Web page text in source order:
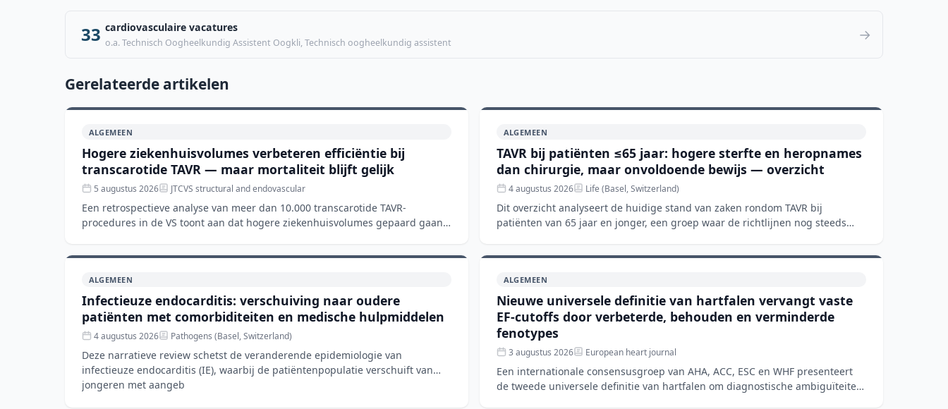
33 cardiovasculaire vacatures
o.a. Technisch Oogheelkundig Assistent Oogkli, Technisch oogheelkundig assistent →
Gerelateerde artikelen
ALGEMEEN
Hogere ziekenhuisvolumes verbeteren efficiëntie bij
transcarotide TAVR — maar mortaliteit blijft gelijk
5 augustus 2026 JTCVS structural and endovascular
Een retrospectieve analyse van meer dan 10.000 transcarotide TAVR-
procedures in de VS toont aan dat hogere ziekenhuisvolumes gepaard gaan
ALGEMEEN
TAVR bij patiënten ≤65 jaar: hogere sterfte en heropnames
dan chirurgie, maar onvoldoende bewijs — overzicht
4 augustus 2026 Life (Basel, Switzerland)
Dit overzicht analyseert de huidige stand van zaken rondom TAVR bij
patiënten van 65 jaar en jonger, een groep waar de richtlijnen nog steeds
ALGEMEEN
Infectieuze endocarditis: verschuiving naar oudere
patiënten met comorbiditeiten en medische hulpmiddelen
4 augustus 2026 Pathogens (Basel, Switzerland)
Deze narratieve review schetst de veranderende epidemiologie van
infectieuze endocarditis (IE), waarbij de patiëntenpopulatie verschuift van
jongeren met aangeb
ALGEMEEN
Nieuwe universele definitie van hartfalen vervangt vaste
EF-cutoffs door verbeterde, behouden en verminderde
fenotypes
3 augustus 2026 European heart journal
Een internationale consensusgroep van AHA, ACC, ESC en WHF presenteert
de tweede universele definitie van hartfalen om diagnostische ambiguïteiten